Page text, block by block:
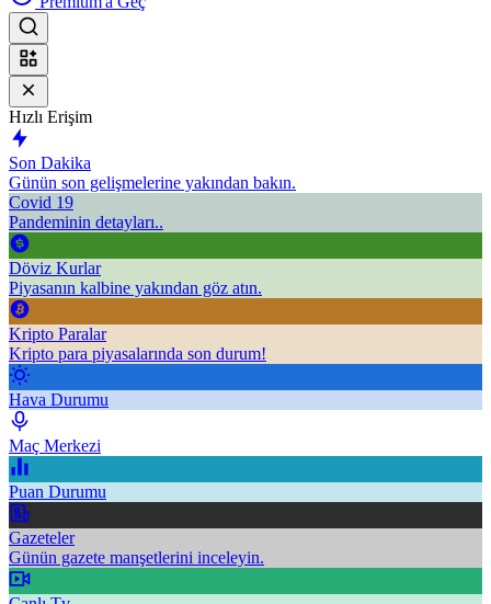
Hızlı Erişim
Son Dakika
Günün son gelişmelerine yakından bakın.
Covid 19
Pandeminin detayları..
Döviz Kurlar
Piyasanın kalbine yakından göz atın.
Kripto Paralar
Kripto para piyasalarında son durum!
Hava Durumu
Maç Merkezi
Puan Durumu
Gazeteler
Günün gazete manşetlerini inceleyin.